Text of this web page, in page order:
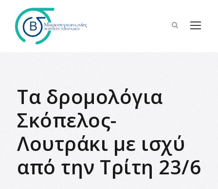
Tα δρομολόγια
Σκόπελος-
Λουτράκι με ισχύ
από την Τρίτη 23/6